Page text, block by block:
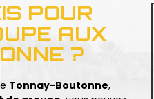
POUR
AUX
?
Tonnay-Boutonne,